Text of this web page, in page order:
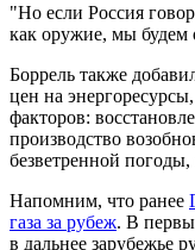
"Но если Россия
как оружие, мы будем
Боррель также
цен на
факторов:
производство
безветренной
Напомним, что ранее
газа за рубеж. В
в дальнее зарубежье